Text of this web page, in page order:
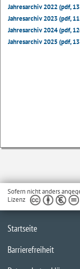
Jahresarchiv 2022 (pdf,
Jahresarchiv 2023 (pdf,
Jahresarchiv 2024 (pdf,
Jahresarchiv 2025 (pdf,
Sofern nicht anders
Lizenz
Startseite
Barrierefreiheit